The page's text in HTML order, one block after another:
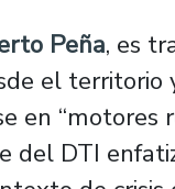
Peña, es
el territorio
en “motores
del DTI